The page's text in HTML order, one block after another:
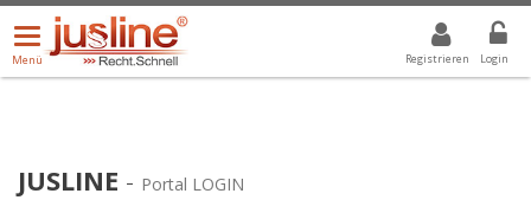
Registrieren Login
Menü
öffnen/schließen
Menü
ALLE DROPDOWN: GEWÄHLTER WERT IST ALLE
JUSLINE - Portal LOGIN